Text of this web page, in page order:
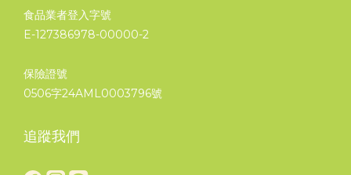
食品業者登入字號
E-127386978-00000-2
保險證號
0506字24AML0003796號
追蹤我們